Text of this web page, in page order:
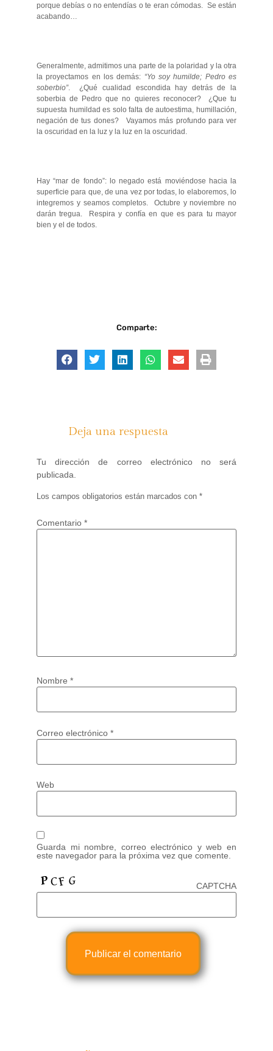
porque debías o no entendías o te eran cómodas. Se están
acabando…
Generalmente, admitimos una parte de la polaridad y la otra
la proyectamos en los demás: “Yo soy humilde; Pedro es
soberbio”. ¿Qué cualidad escondida hay detrás de la
soberbia de Pedro que no quieres reconocer? ¿Que tu
supuesta humildad es solo falta de autoestima, humillación,
negación de tus dones? Vayamos más profundo para ver
la oscuridad en la luz y la luz en la oscuridad.
Hay “mar de fondo”: lo negado está moviéndose hacia la
superficie para que, de una vez por todas, lo elaboremos, lo
integremos y seamos completos. Octubre y noviembre no
darán tregua. Respira y confía en que es para tu mayor
bien y el de todos.
Comparte:
Deja una respuesta
Tu dirección de correo electrónico no será
publicada.
Los campos obligatorios están marcados con *
Comentario *
Nombre *
Correo electrónico *
Web
Guarda mi nombre, correo electrónico y web en
este navegador para la próxima vez que comente.
CAPTCHA